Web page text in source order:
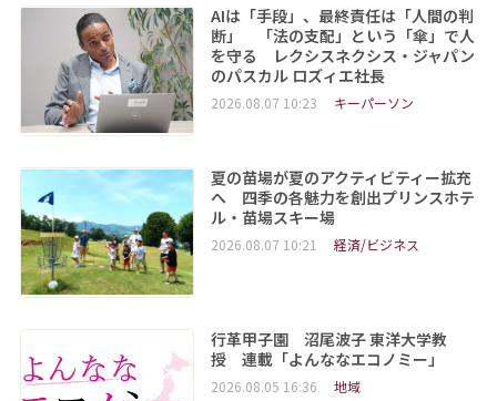
AIは「手段」、最終責任は「人間の判
断」 「法の支配」という「傘」で人
を守る レクシスネクシス・ジャパン
のパスカル ロズィエ社長
2026.08.07 10:23 キーパーソン
夏の苗場が夏のアクティビティー拡充
へ 四季の各魅力を創出プリンスホテ
ル・苗場スキー場
2026.08.07 10:21 経済/ビジネス
行革甲子園 沼尾波子 東洋大学教
授 連載「よんななエコノミー」
2026.08.05 16:36 地域